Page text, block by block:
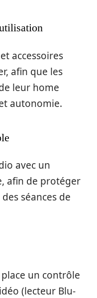
accessoires
afin que les
leur home
autonomie.
avec un
afin de protéger
séances de
un contrôle
(lecteur Blu-